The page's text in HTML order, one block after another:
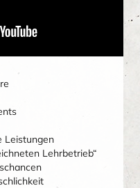
Leistungen
Lehrbetrieb“